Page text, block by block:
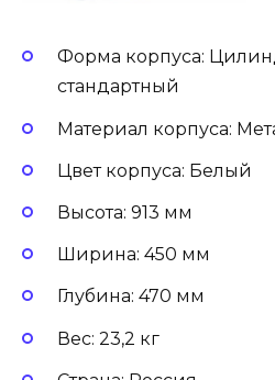
Форма корпуса:
стандартный
Материал корпуса:
Цвет корпуса: Белый
Высота: 913 мм
Ширина: 450 мм
Глубина: 470 мм
Вес: 23,2 кг